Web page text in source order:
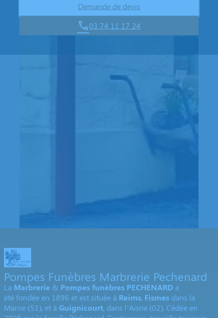
Demande de devis
03 74 11 17 24
Pompes Funèbres Marbrerie Pechenard
La Marbrerie & Pompes funèbres PECHENARD a
été fondée en 1896 et est située à Reims, Fismes dans la
Marne (51), et à Guignicourt, dans l’Aisne (02). Cédée en